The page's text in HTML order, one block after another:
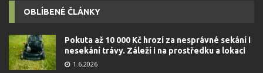
OBLÍBENÉ ČLÁNKY
Pokuta až 10 000 Kč hrozí za nesprávné sekání i
nesekání trávy. Záleží i na prostředku a lokaci
1.6.2026